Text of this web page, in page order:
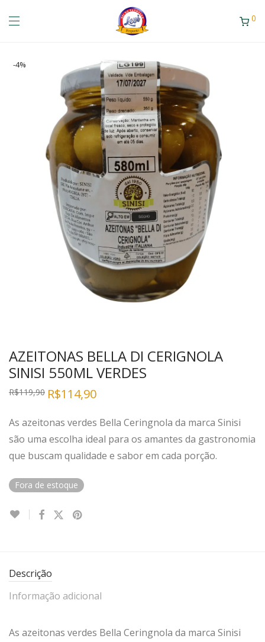
0
-4%
AZEITONAS BELLA DI CERIGNOLA
SINISI 550ML VERDES
R$119,90 R$114,90
As azeitonas verdes Bella Ceringnola da marca Sinisi
são uma escolha ideal para os amantes da gastronomia
que buscam qualidade e sabor em cada porção.
Fora de estoque
Descrição
Informação adicional
As azeitonas verdes Bella Ceringnola da marca Sinisi